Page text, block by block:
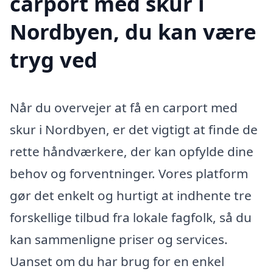
Nordbyen, du kan være
tryg ved
Når du overvejer at få en carport med
skur i Nordbyen, er det vigtigt at finde de
rette håndværkere, der kan opfylde dine
behov og forventninger. Vores platform
gør det enkelt og hurtigt at indhente tre
forskellige tilbud fra lokale fagfolk, så du
kan sammenligne priser og services.
Uanset om du har brug for en enkel